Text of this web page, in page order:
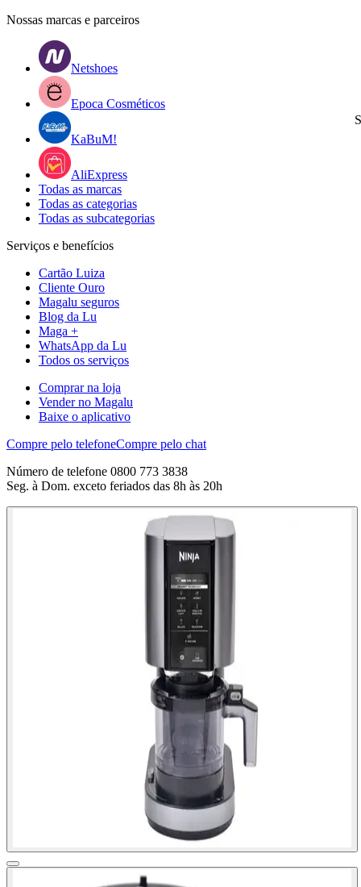
Nossas marcas e parceiros
Netshoes
Epoca Cosméticos
KaBuM!
AliExpress
Todas as marcas
Todas as categorias
Todas as subcategorias
Serviços e benefícios
Cartão Luiza
Cliente Ouro
Magalu seguros
Blog da Lu
Maga +
WhatsApp da Lu
Todos os serviços
Comprar na loja
Vender no Magalu
Baixe o aplicativo
Compre pelo telefoneCompre pelo chat
Número de telefone 0800 773 3838
Seg. à Dom. exceto feriados das 8h às 20h